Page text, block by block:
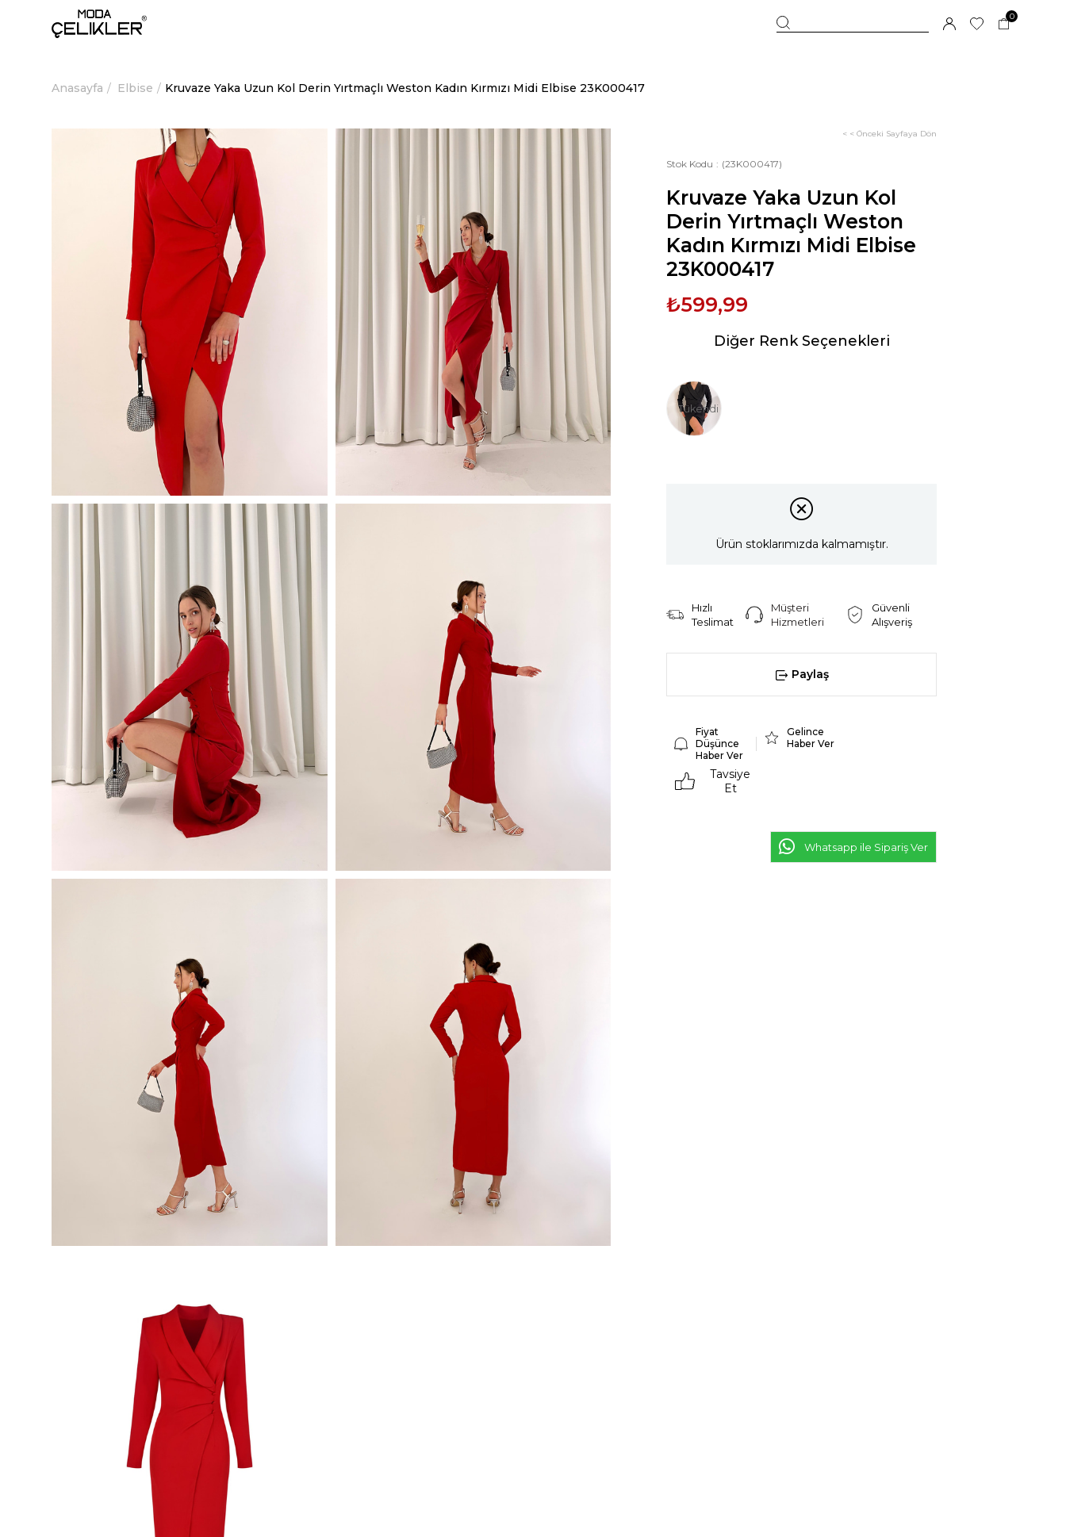
0
Anasayfa Elbise Kruvaze Yaka Uzun Kol Derin Yırtmaçlı Weston Kadın Kırmızı Midi Elbise 23K000417
< < Önceki Sayfaya Dön
Stok Kodu (23K000417)
Kruvaze Yaka Uzun Kol
Derin Yırtmaçlı Weston
Kadın Kırmızı Midi Elbise
23K000417
₺599,99
Diğer Renk Seçenekleri
Tükendi
Ürün stoklarımızda kalmamıştır.
Hızlı
Teslimat
Müşteri
Hizmetleri
Güvenli
Alışveriş
Paylaş
Fiyat
Düşünce
Haber Ver
Gelince
Haber Ver
Tavsiye
Et
Whatsapp ile Sipariş Ver